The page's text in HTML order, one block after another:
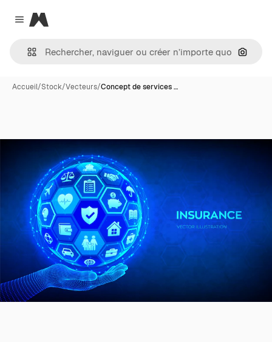
Close menu
Magnific
Accueil/Stock/Vecteurs/Concept de services …